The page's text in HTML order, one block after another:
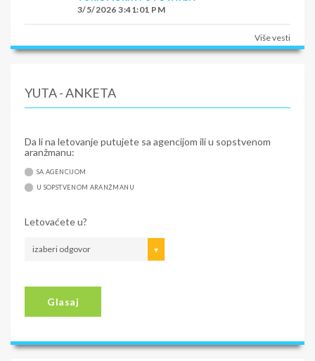
3/5/2026 3:41:01 PM
Više vesti
YUTA - ANKETA
Da li na letovanje putujete sa agencijom ili u sopstvenom
aranžmanu:
SA AGENCIJOM
U SOPSTVENOM ARANŽMANU
Letovaćete u?
izaberi odgovor
Glasaj